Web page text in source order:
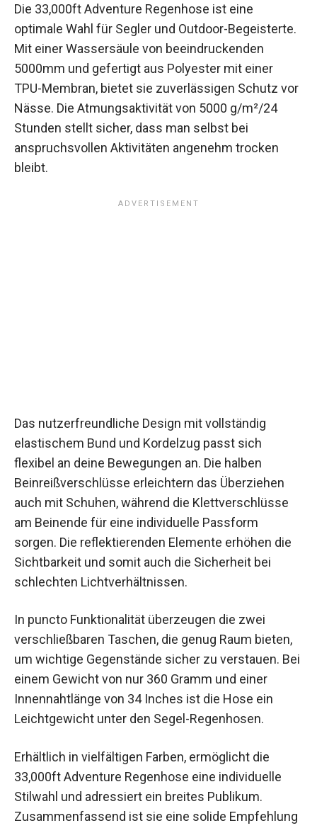
Die 33,000ft Adventure Regenhose ist eine
optimale Wahl für Segler und Outdoor-Begeisterte.
Mit einer Wassersäule von beeindruckenden
5000mm und gefertigt aus Polyester mit einer
TPU-Membran, bietet sie zuverlässigen Schutz vor
Nässe. Die Atmungsaktivität von 5000 g/m²/24
Stunden stellt sicher, dass man selbst bei
anspruchsvollen Aktivitäten angenehm trocken
bleibt.
Das nutzerfreundliche Design mit vollständig
elastischem Bund und Kordelzug passt sich
flexibel an deine Bewegungen an. Die halben
Beinreißverschlüsse erleichtern das Überziehen
auch mit Schuhen, während die Klettverschlüsse
am Beinende für eine individuelle Passform
sorgen. Die reflektierenden Elemente erhöhen die
Sichtbarkeit und somit auch die Sicherheit bei
schlechten Lichtverhältnissen.
In puncto Funktionalität überzeugen die zwei
verschließbaren Taschen, die genug Raum bieten,
um wichtige Gegenstände sicher zu verstauen. Bei
einem Gewicht von nur 360 Gramm und einer
Innennahtlänge von 34 Inches ist die Hose ein
Leichtgewicht unter den Segel-Regenhosen.
Erhältlich in vielfältigen Farben, ermöglicht die
33,000ft Adventure Regenhose eine individuelle
Stilwahl und adressiert ein breites Publikum.
Zusammenfassend ist sie eine solide Empfehlung